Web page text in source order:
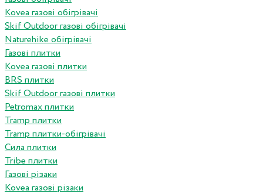
Kovea газові обігрівачі
Skif Outdoor газові обігрівачі
Naturehike обігрівачі
Газові плитки
Kovea газові плитки
BRS плитки
Skif Outdoor газові плитки
Petromax плитки
Tramp плитки
Tramp плитки-обігрівачі
Сила плитки
Tribe плитки
Газові різаки
Kovea газові різаки